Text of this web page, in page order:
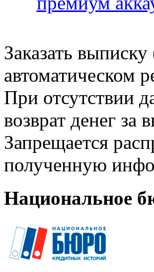
Заказать
автоматическом
При отсутствии
возврат денег
Запрещается
полученную
Национальное